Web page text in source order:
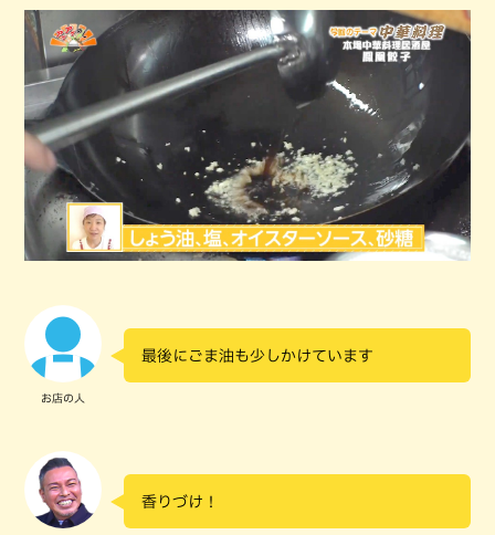
お店の人
最後にごま油も少しかけています
香りづけ！